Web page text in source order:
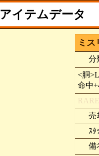
アイテムデータ
ミス
分
<胴
命中
RARE
売
ｽﾀ
備